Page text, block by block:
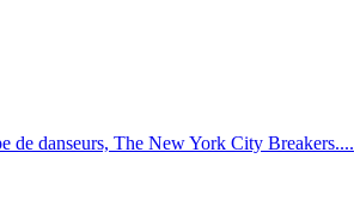
de danseurs, The New York City Breakers....